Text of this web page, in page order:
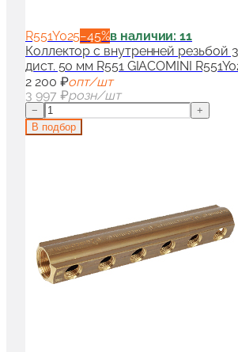
R551Y025−45%в наличии: 11
Коллектор с внутренней резьбой
дист. 50 мм R551 GIACOMINI
2 200 ₽опт/шт
3 997 ₽розн/шт
−
+
В подбор